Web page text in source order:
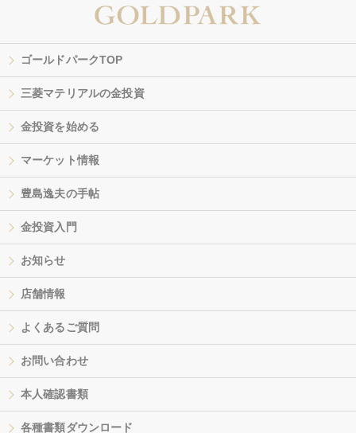
ゴールドパークTOP
三菱マテリアルの金投資
金投資を始める
マーケット情報
豊島逸夫の手帖
金投資入門
お知らせ
店舗情報
よくあるご質問
お問い合わせ
本人確認書類
各種書類ダウンロード